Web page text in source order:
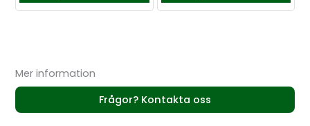
Mer information
Frågor? Kontakta oss